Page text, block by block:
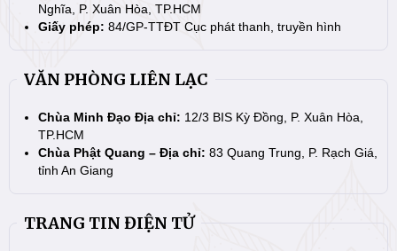
Nghĩa, P. Xuân Hòa, TP.HCM
Giấy phép: 84/GP-TTĐT Cục phát thanh, truyền hình
VĂN PHÒNG LIÊN LẠC
Chùa Minh Đạo Địa chỉ: 12/3 BIS Kỳ Đồng, P. Xuân Hòa,
TP.HCM
Chùa Phật Quang – Địa chỉ: 83 Quang Trung, P. Rạch Giá,
tỉnh An Giang
TRANG TIN ĐIỆN TỬ